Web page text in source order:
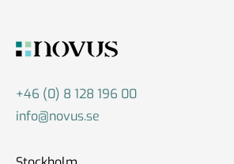
+46 (0) 8 128 196 00
info@novus.se